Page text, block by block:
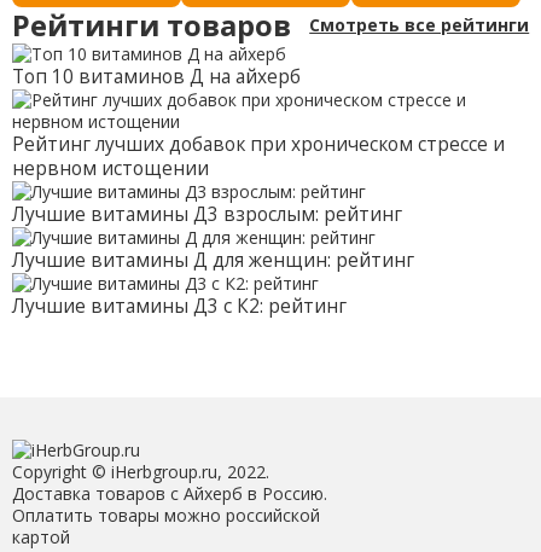
Рейтинги товаров Смотреть все рейтинги
Топ 10 витаминов Д на айхерб
Рейтинг лучших добавок при хроническом стрессе и
нервном истощении
Лучшие витамины Д3 взрослым: рейтинг
Лучшие витамины Д для женщин: рейтинг
Лучшие витамины Д3 с К2: рейтинг
Copyright © iHerbgroup.ru, 2022.
Доставка товаров с Айхерб в Россию.
Оплатить товары можно российской
картой